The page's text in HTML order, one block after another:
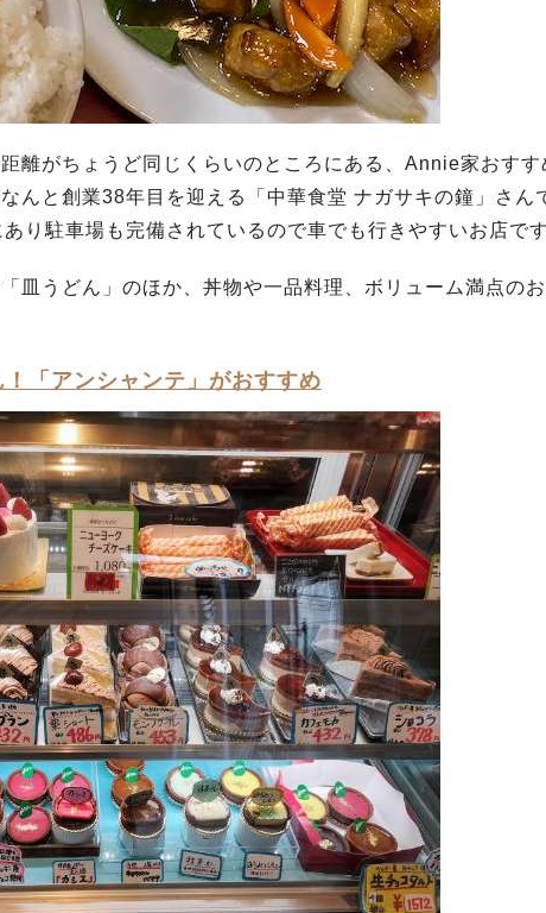
離がちょうど同じくらいのところにある、Annie家おすす
んと創業38年目を迎える「中華食堂 ナガサキの鐘」さん
り駐車場も完備されているので車でも行きやすいお店で
皿うどん」のほか、丼物や一品料理、ボリューム満点の
「アンシャンテ」がおすすめ